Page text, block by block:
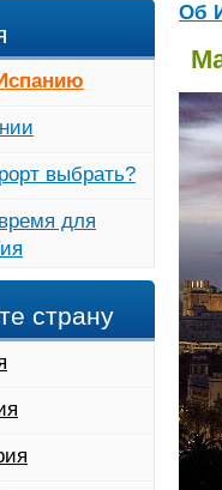
Об
выбрать?
для
страну